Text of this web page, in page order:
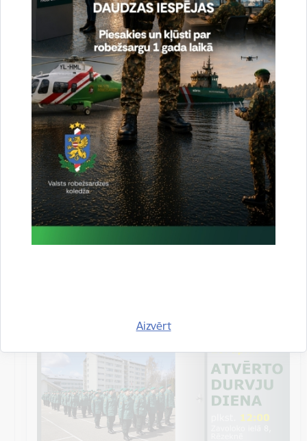
Aizvērt
Dalība Austrumlatgales reģionālajā
profesionālās un augstākās izglītības
iestāžu izstādē “Izglītība un Karjera 2023”
Jebkurš interesents varēs iepazīties ar robežsarga
profesijas specifiku un izglītības iespējām Valsts
robežsardzes koledžā, apskatīt…
Izglītība
Datums
28. aprīlis, 2023
12.00–15.00